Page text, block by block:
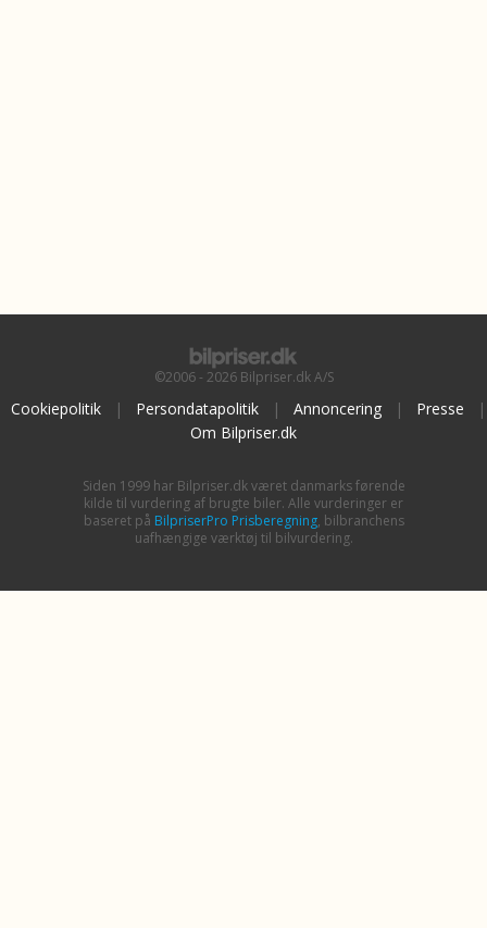
©2006 - 2026 Bilpriser.dk A/S
Cookiepolitik | Persondatapolitik | Annoncering | Presse
|
Om Bilpriser.dk
Siden 1999 har Bilpriser.dk været danmarks førende
kilde til vurdering af brugte biler. Alle vurderinger er
baseret på BilpriserPro Prisberegning, bilbranchens
uafhængige værktøj til bilvurdering.